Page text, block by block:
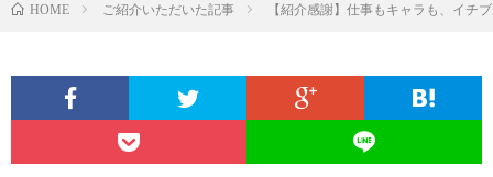
HOME ご紹介いただいた記事 【紹介感謝】仕事もキャラも、イチ